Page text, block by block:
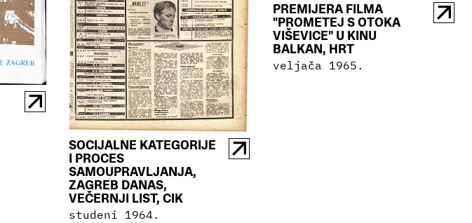
SOCIJALNE KATEGORIJE
I PROCES
SAMOUPRAVLJANJA,
ZAGREB DANAS,
VEČERNJI LIST, CIK
studeni 1964.
PREMIJERA FILMA
"PROMETEJ S OTOKA
VIŠEVICE" U KINU
BALKAN, HRT
veljača 1965.